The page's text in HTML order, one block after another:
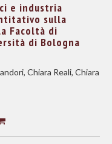
e industria
sulla
Facoltà di
di Bologna
Chiara Reali, Chiara